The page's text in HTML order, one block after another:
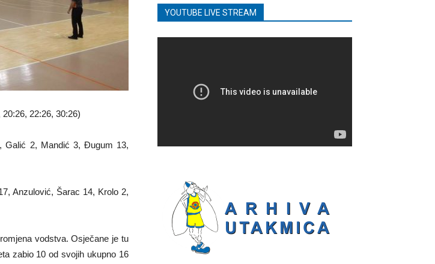
20:26, 22:26, 30:26)
Galić 2, Mandić 3, Đugum 13,
Anzulović, Šarac 14, Krolo 2,
vodstva. Osječane je tu
zabio 10 od svojih ukupno 16
YOUTUBE LIVE STREAM